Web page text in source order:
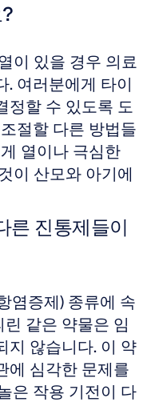
이 있을 경우 의료
. 여러분에게 타이
정할 수 있도록 도
절할 다른 방법들
열이나 극심한
이 산모와 아기에
른 진통제들이
염증제) 종류에 속
같은 약물은 임
지 않습니다. 이 약
에 심각한 문제를
은 작용 기전이 다